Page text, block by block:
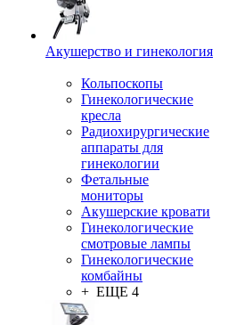
Акушерство и гинекология
Кольпоскопы
Гинекологические
кресла
Радиохирургические
аппараты для
гинекологии
Фетальные
мониторы
Акушерские кровати
Гинекологические
смотровые лампы
Гинекологические
комбайны
+ ЕЩЕ 4